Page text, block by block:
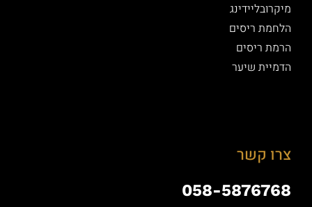
מיקרובליידינג
הלחמת ריסים
הרמת ריסים
הדמיית שיער
צרו קשר
058-5876768